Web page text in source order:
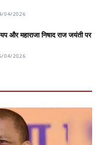
04/2026
और महाराजा निषाद राज जयंती पर
04/2026